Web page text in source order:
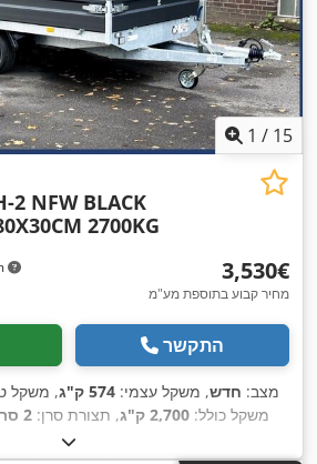
1 / 15
2 NFW BLACK
2700KG
‏3,530 ‏€
מחיר קבוע בתוספת מע"מ
התקשר
מצב: חדש, משקל עצמי: 574 ק"ג , משקל
משקל כולל: 2,700 ק"ג , תצורת סרן: 2 סרנים
, רוחב שטח הטעינה:1,800 מ"מ